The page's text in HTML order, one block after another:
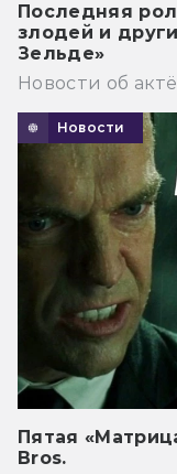
Последняя
злодей и
Зельде»
Новости об
Новости
Пятая
Bros.